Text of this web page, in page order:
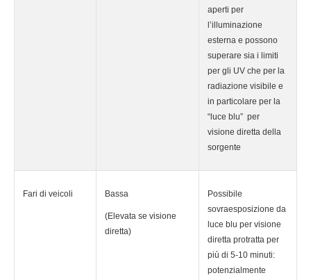
aperti per
l’illuminazione
esterna e possono
superare sia i limiti
per gli UV che per la
radiazione visibile e
in particolare per la
“luce blu” per
visione diretta della
sorgente
Fari di veicoli Bassa
(Elevata se visione
diretta)
Possibile
sovraesposizione da
luce blu per visione
diretta protratta per
più di 5-10 minuti:
potenzialmente